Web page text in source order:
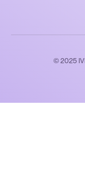
© 2025